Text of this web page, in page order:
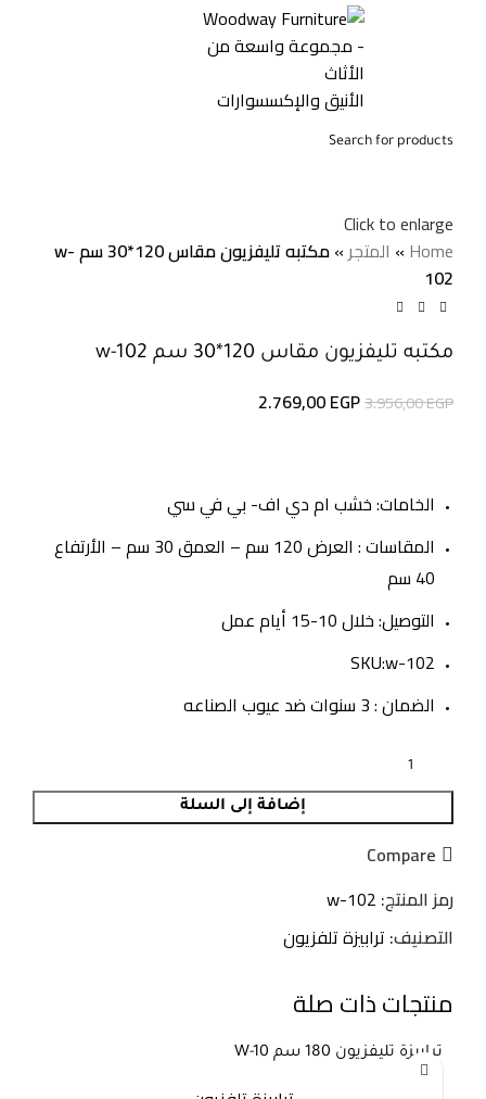
-30%
Click to enlarge
Home
» المتجر »
مكتبه تليفزيون مقاس 120*30 سم w-
102
مكتبه تليفزيون مقاس 120*30 سم w-102
3.956,00EGP
2.769,00EGP
الخامات: خشب ام دي اف- بي في سي
المقاسات : العرض 120 سم – العمق 30 سم – الأرتفاع
40 سم
التوصيل: خلال 10-15 أيام عمل
SKU:w-102
الضمان : 3 سنوات ضد عيوب الصناعه
إضافة إلى السلة
Compare
رمز المنتج: w-102
التصنيف: ترابيزة تلفزيون
منتجات ذات صلة
-30%
ترابيزة تليفزيون 180 سم W-10